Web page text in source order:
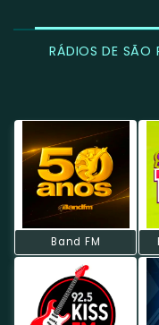
RÁDIOS DE SÃO
Band FM